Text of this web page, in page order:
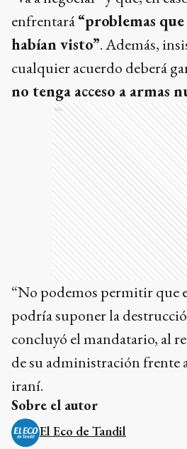
enfrentará“problemas
habían visto”. Además,
cualquier acuerdo deberá
no tenga acceso a armas
Ads
“No podemos permitir que
podría suponer la
concluyó el mandatario, al
de su administración frente
iraní.
Sobre el autor
El Eco de Tandil